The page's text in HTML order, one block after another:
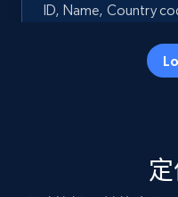
ID, Name, Country